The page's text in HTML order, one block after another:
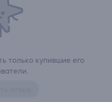
только купившие его